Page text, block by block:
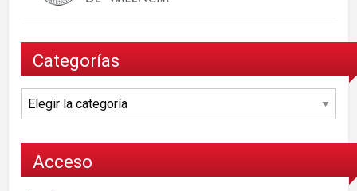
Categorías
Categorías
Acceso